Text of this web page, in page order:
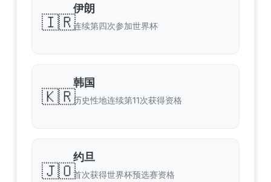
🇮🇷
伊朗
连续第四次参加世界杯
🇰🇷
韩国
历史性地连续第11次获得资格
🇯🇴
约旦
首次获得世界杯预选赛资格